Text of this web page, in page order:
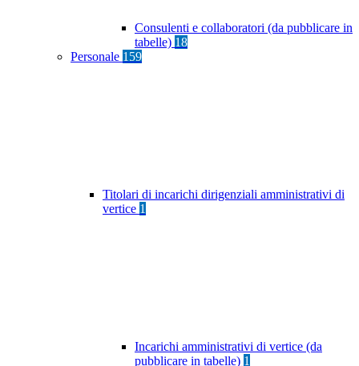
Consulenti e collaboratori (da pubblicare in
tabelle) 18
Personale 159
Titolari di incarichi dirigenziali amministrativi di
vertice 1
Incarichi amministrativi di vertice (da
pubblicare in tabelle) 1